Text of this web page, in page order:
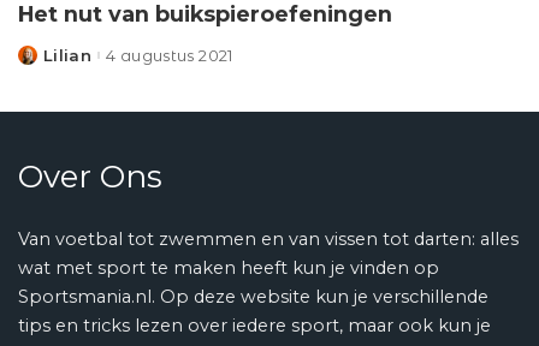
Het nut van buikspieroefeningen
Posted
Lilian 4 augustus 2021
Over Ons
Van voetbal tot zwemmen en van vissen tot darten: alles
wat met sport te maken heeft kun je vinden op
Sportsmania.nl. Op deze website kun je verschillende
tips en tricks lezen over iedere sport, maar ook kun je